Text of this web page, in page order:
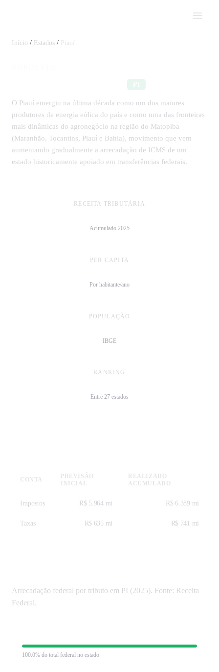
Início / Estados / Piauí
PI
O Piauí emergiu na última década como um dos maiores
produtores de energia eólica do país e como uma das fronteiras
mais dinâmicas do agronegócio na região do Matopiba
(Maranhão, Tocantins, Piauí e Bahia), movimento que vem
aumentando gradualmente a arrecadação de ICMS de um
estado historicamente apoiado em transferências federais.
RECEITA TRIBUTÁRIA
Acumulado 2025
PER CAPITA
Por habitante/ano
POPULAÇÃO
IBGE
RANKING
Entre 27 estados
CONTA
PREVISÃO
INICIAL
REALIZADO
ACUMULADO
Impostos R$ 5.964 mi R$ 6.389 mi
Taxas R$ 635 mi R$ 741 mi
Arrecadação federal por tributo em PI (2025). Fonte: Receita
Federal.
100.0% do total federal no estado